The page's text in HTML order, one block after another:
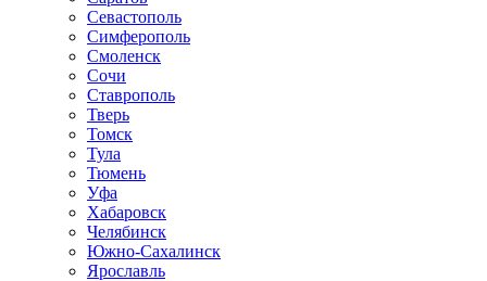
Севастополь
Симферополь
Смоленск
Сочи
Ставрополь
Тверь
Томск
Тула
Тюмень
Уфа
Хабаровск
Челябинск
Южно-Сахалинск
Ярославль